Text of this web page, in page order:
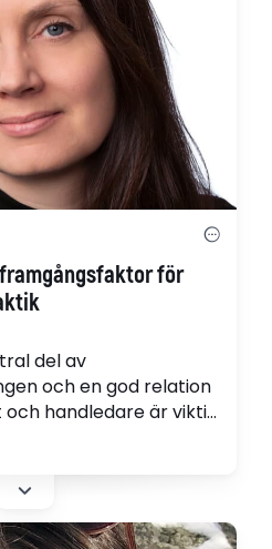
för
del av
och en god relation
handledare är viktig.
som har forskat om
praktik.